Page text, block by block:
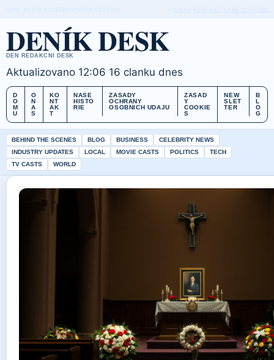
DENÍK DESK
DEN REDAKCNI DESK
Aktualizovano 12:06 16 clanku dnes
D
O
M
U
O
N
A
S
KO
NT
AK
T
NASE
HISTO
RIE
ZASADY
OCHRANY
OSOBNICH UDAJU
ZASAD
Y
COOKIE
S
NEW
SLET
TER
B
L
O
G
BEHIND THE SCENES BLOG BUSINESS
CELEBRITY NEWS
INDUSTRY UPDATES
LOCAL MOVIE CASTS POLITICS
TECH
TV CASTS
WORLD